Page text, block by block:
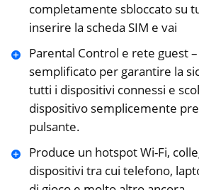
completamente sbloccato su
inserire la scheda SIM e vai
Parental Control e rete guest
semplificato per garantire la
tutti i dispositivi connessi e
dispositivo semplicemente
pulsante.
Produce un hotspot Wi-Fi,
dispositivi tra cui telefono,